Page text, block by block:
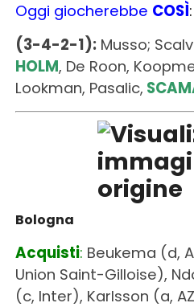
Oggi giocherebbe COSÌ:
(3-4-2-1):Musso;
HOLM, De Roon,
Lookman, Pasalic,
Bologna
Acquisti: Beukema (d,
Union Saint-Gilloise),
(c, Inter), Karlsson (a,